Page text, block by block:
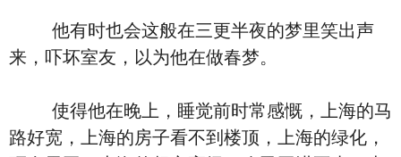
他有时也会这般在三更半夜的梦里笑出声
来，吓坏室友，以为他在做春梦。
使得他在晚上，睡觉前时常感慨，上海的马
路好宽，上海的房子看不到楼顶，上海的绿化，